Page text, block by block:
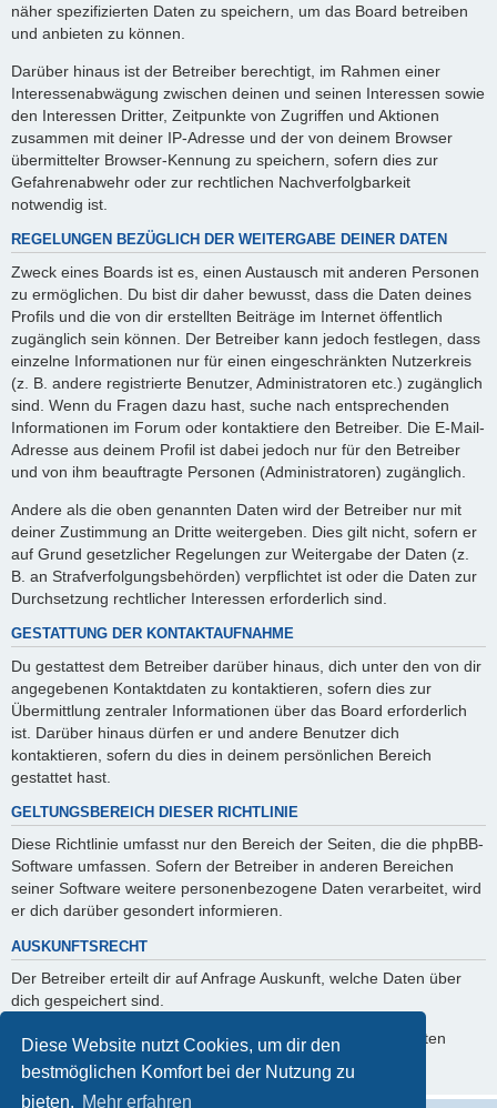
Diese Website nutzt Cookies, um dir den
bestmöglichen Komfort bei der Nutzung zu
bieten. Mehr erfahren
näher spezifizierten Daten zu speichern, um das Board betreiben
und anbieten zu können.
Darüber hinaus ist der Betreiber berechtigt, im Rahmen einer
Interessenabwägung zwischen deinen und seinen Interessen sowie
den Interessen Dritter, Zeitpunkte von Zugriffen und Aktionen
zusammen mit deiner IP-Adresse und der von deinem Browser
übermittelter Browser-Kennung zu speichern, sofern dies zur
Gefahrenabwehr oder zur rechtlichen Nachverfolgbarkeit
notwendig ist.
REGELUNGEN BEZÜGLICH DER WEITERGABE DEINER DATEN
Zweck eines Boards ist es, einen Austausch mit anderen Personen
zu ermöglichen. Du bist dir daher bewusst, dass die Daten deines
Profils und die von dir erstellten Beiträge im Internet öffentlich
zugänglich sein können. Der Betreiber kann jedoch festlegen, dass
einzelne Informationen nur für einen eingeschränkten Nutzerkreis
(z. B. andere registrierte Benutzer, Administratoren etc.) zugänglich
sind. Wenn du Fragen dazu hast, suche nach entsprechenden
Informationen im Forum oder kontaktiere den Betreiber. Die E-Mail-
Adresse aus deinem Profil ist dabei jedoch nur für den Betreiber
und von ihm beauftragte Personen (Administratoren) zugänglich.
Andere als die oben genannten Daten wird der Betreiber nur mit
deiner Zustimmung an Dritte weitergeben. Dies gilt nicht, sofern er
auf Grund gesetzlicher Regelungen zur Weitergabe der Daten (z.
B. an Strafverfolgungsbehörden) verpflichtet ist oder die Daten zur
Durchsetzung rechtlicher Interessen erforderlich sind.
GESTATTUNG DER KONTAKTAUFNAHME
Du gestattest dem Betreiber darüber hinaus, dich unter den von dir
angegebenen Kontaktdaten zu kontaktieren, sofern dies zur
Übermittlung zentraler Informationen über das Board erforderlich
ist. Darüber hinaus dürfen er und andere Benutzer dich
kontaktieren, sofern du dies in deinem persönlichen Bereich
gestattet hast.
GELTUNGSBEREICH DIESER RICHTLINIE
Diese Richtlinie umfasst nur den Bereich der Seiten, die die phpBB-
Software umfassen. Sofern der Betreiber in anderen Bereichen
seiner Software weitere personenbezogene Daten verarbeitet, wird
er dich darüber gesondert informieren.
AUSKUNFTSRECHT
Der Betreiber erteilt dir auf Anfrage Auskunft, welche Daten über
dich gespeichert sind.
Du kannst jederzeit die Löschung bzw. Sperrung deiner Daten
verlangen. Kontaktiere hierzu bitte den Betreiber.